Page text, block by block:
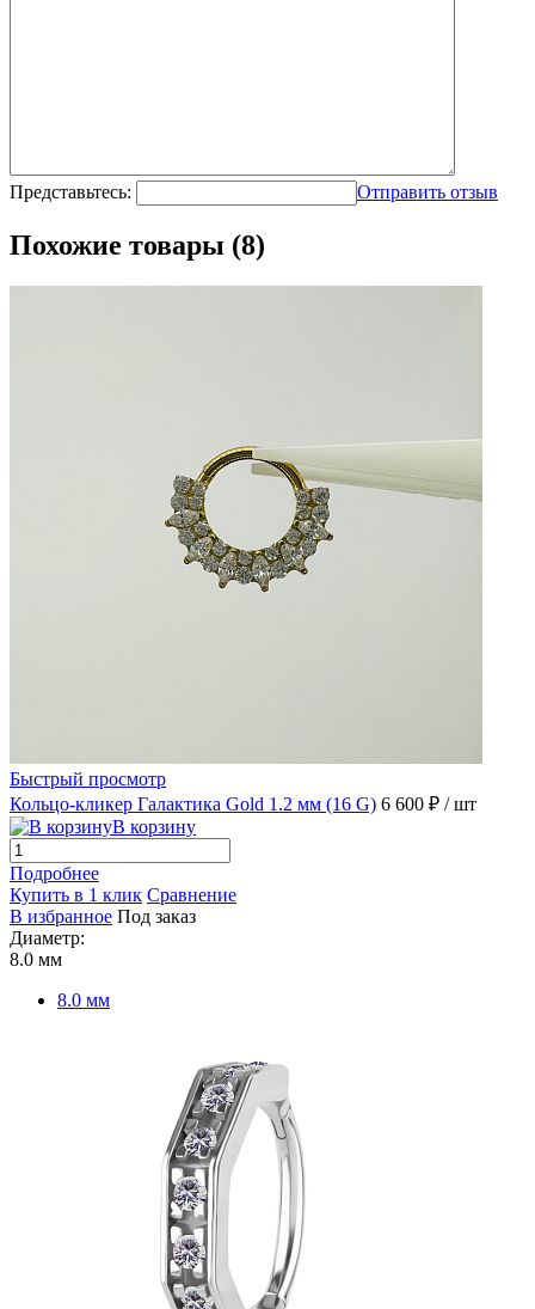
Представьтесь: Отправить отзыв
Похожие товары (8)
Быстрый просмотр
Кольцо-кликер Галактика Gold 1.2 мм (16 G) 6 600 ₽ / шт
В корзину
Подробнее
Купить в 1 клик Сравнение
В избранное Под заказ
Диаметр:
8.0 мм
8.0 мм